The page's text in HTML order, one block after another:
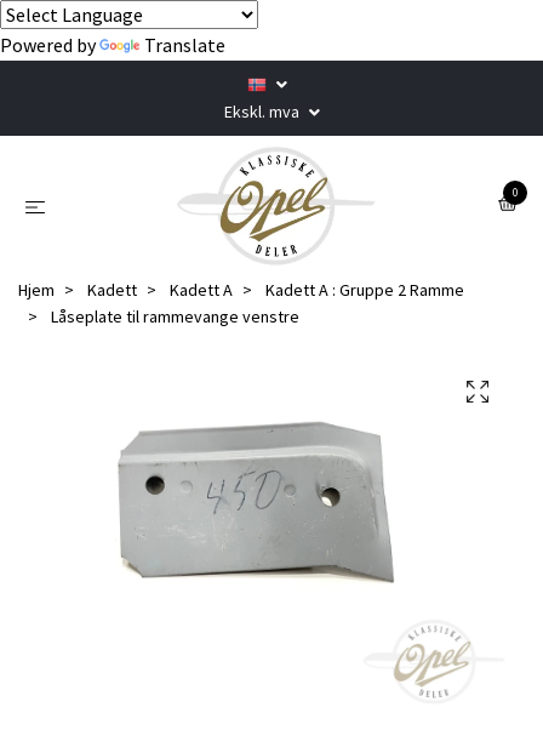
Powered by Translate
Ekskl. mva
0
Hjem Kadett Kadett A
Kadett A : Gruppe 2 Ramme
Låseplate til rammevange venstre